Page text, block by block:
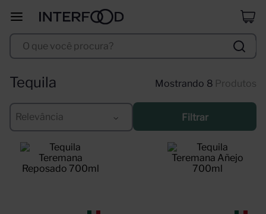
O que você procura?
Tequila 8 Produtos
Relevância Filtrar
º selección
10ºcorpus astral